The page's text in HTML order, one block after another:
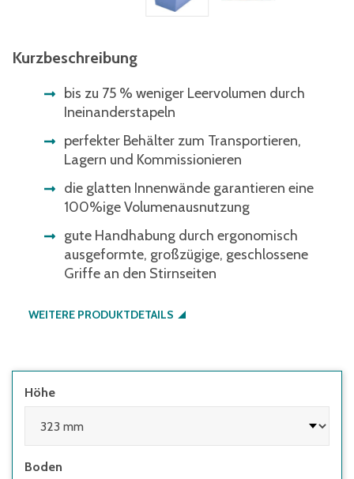
Kurzbeschreibung
bis zu 75 % weniger Leervolumen durch
Ineinanderstapeln
perfekter Behälter zum Transportieren,
Lagern und Kommissionieren
die glatten Innenwände garantieren eine
100%ige Volumenausnutzung
gute Handhabung durch ergonomisch
ausgeformte, großzügige, geschlossene
Griffe an den Stirnseiten
WEITERE PRODUKTDETAILS
Höhe
Boden